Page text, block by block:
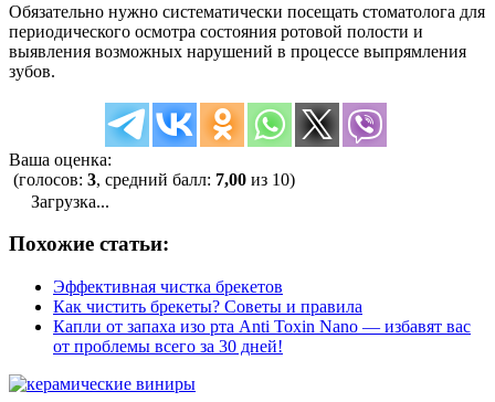
Обязательно нужно систематически посещать стоматолога для
периодического осмотра состояния ротовой полости и
выявления возможных нарушений в процессе выпрямления
зубов.
Ваша оценка:
(голосов: 3, средний балл: 7,00 из 10)
Загрузка...
Похожие статьи:
Эффективная чистка брекетов
Как чистить брекеты? Советы и правила
Капли от запаха изо рта Anti Toxin Nano — избавят вас
от проблемы всего за 30 дней!